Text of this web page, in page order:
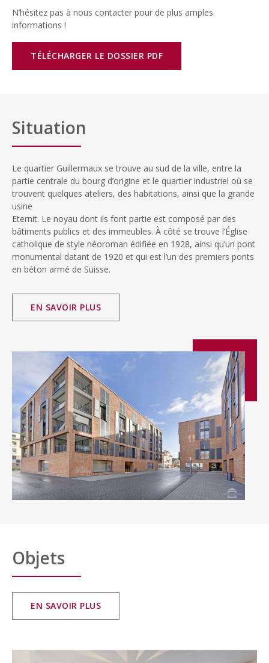
N’hésitez pas à nous contacter pour de plus amples
informations !
TÉLÉCHARGER LE DOSSIER PDF
Situation
Le quartier Guillermaux se trouve au sud de la ville, entre la
partie centrale du bourg d’origine et le quartier industriel où se
trouvent quelques ateliers, des habitations, ainsi que la grande
usine
Eternit. Le noyau dont ils font partie est composé par des
bâtiments publics et des immeubles. À côté se trouve l’Église
catholique de style néoroman édifiée en 1928, ainsi qu’un pont
monumental datant de 1920 et qui est l’un des premiers ponts
en béton armé de Suisse.
EN SAVOIR PLUS
Objets
EN SAVOIR PLUS